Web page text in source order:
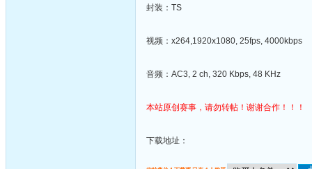
封装：TS
视频：x264,1920x1080, 25fps, 4000kbps
音频：AC3, 2 ch, 320 Kbps, 48 KHz
本站原创赛事，请勿转帖！谢谢合作！！！
下载地址：